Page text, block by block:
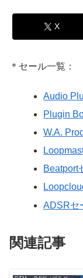
X
＊セール一覧：
Audio
Plugin
W.A.
Beatport
ADSRセ
関連記事